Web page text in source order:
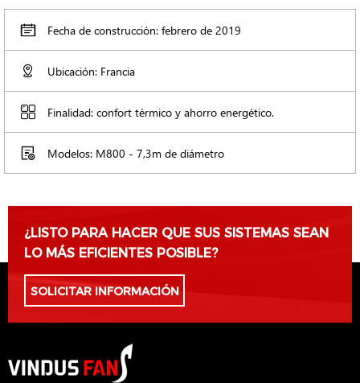
Fecha de construcción: febrero de 2019
Ubicación: Francia
Finalidad: confort térmico y ahorro energético.
Modelos: M800 - 7,3m de diámetro
¿LISTO PARA HACER QUE SUS SISTEMAS SEAN
LO MÁS EFICIENTES POSIBLE?
SOLICITAR INFORMACIÓN